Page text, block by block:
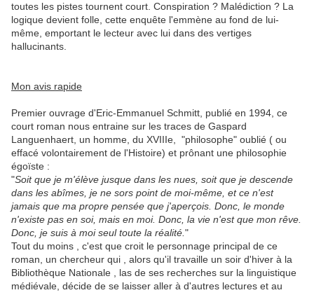
toutes les pistes tournent court. Conspiration ? Malédiction ? La
logique devient folle, cette enquête l'emmène au fond de lui-
même, emportant le lecteur avec lui dans des vertiges
hallucinants.
Mon avis rapide
Premier ouvrage d'Eric-Emmanuel Schmitt, publié en 1994, ce
court roman nous entraine sur les traces de Gaspard
Languenhaert, un homme, du XVIIIe, "philosophe" oublié ( ou
effacé volontairement de l'Histoire) et prônant une philosophie
égoïste :
"Soit que je m'élève jusque dans les nues, soit que je descende
dans les abîmes, je ne sors point de moi-même, et ce n'est
jamais que ma propre pensée que j'aperçois. Donc, le monde
n'existe pas en soi, mais en moi. Donc, la vie n'est que mon rêve.
Donc, je suis à moi seul toute la réalité. "
Tout du moins , c'est que croit le personnage principal de ce
roman, un chercheur qui , alors qu'il travaille un soir d'hiver à la
Bibliothèque Nationale , las de ses recherches sur la linguistique
médiévale, décide de se laisser aller à d'autres lectures et au